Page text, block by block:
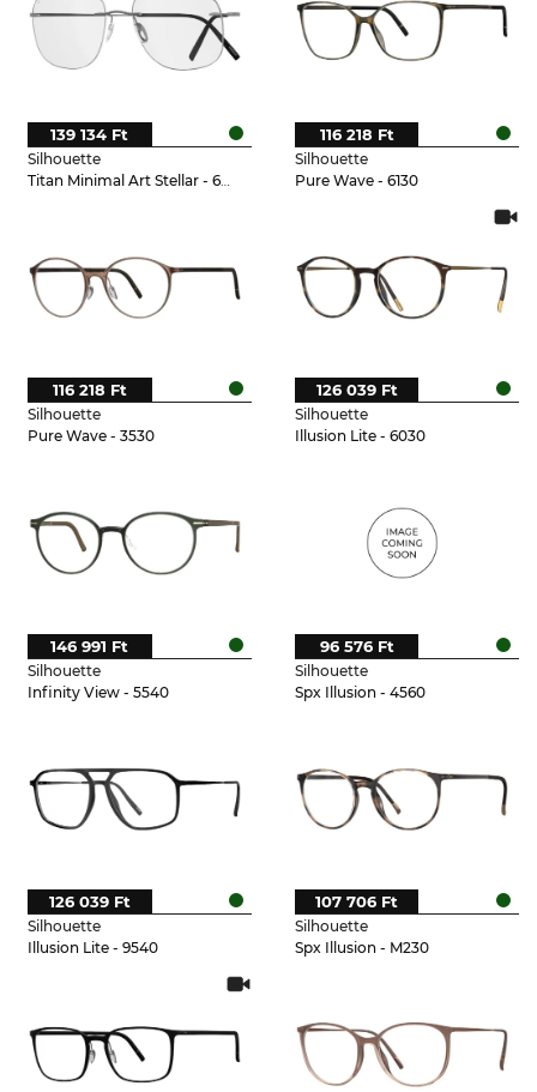
Silhouette
Titan Minimal Art Stellar - 6560
139 134 Ft
Silhouette
Pure Wave - 6130
116 218 Ft
Silhouette
Pure Wave - 3530
116 218 Ft
Silhouette
Illusion Lite - 6030
126 039 Ft
Silhouette
Infinity View - 5540
146 991 Ft
Silhouette
Spx Illusion - 4560
96 576 Ft
Silhouette
Illusion Lite - 9540
126 039 Ft
Silhouette
Spx Illusion - M230
107 706 Ft